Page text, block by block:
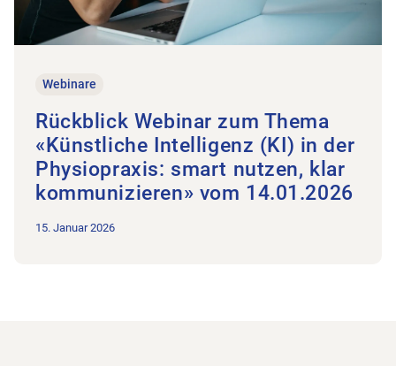
Webinare
Rückblick Webinar zum Thema
«Künstliche Intelligenz (KI) in der
Physiopraxis: smart nutzen, klar
kommunizieren» vom 14.01.2026
15. Januar 2026